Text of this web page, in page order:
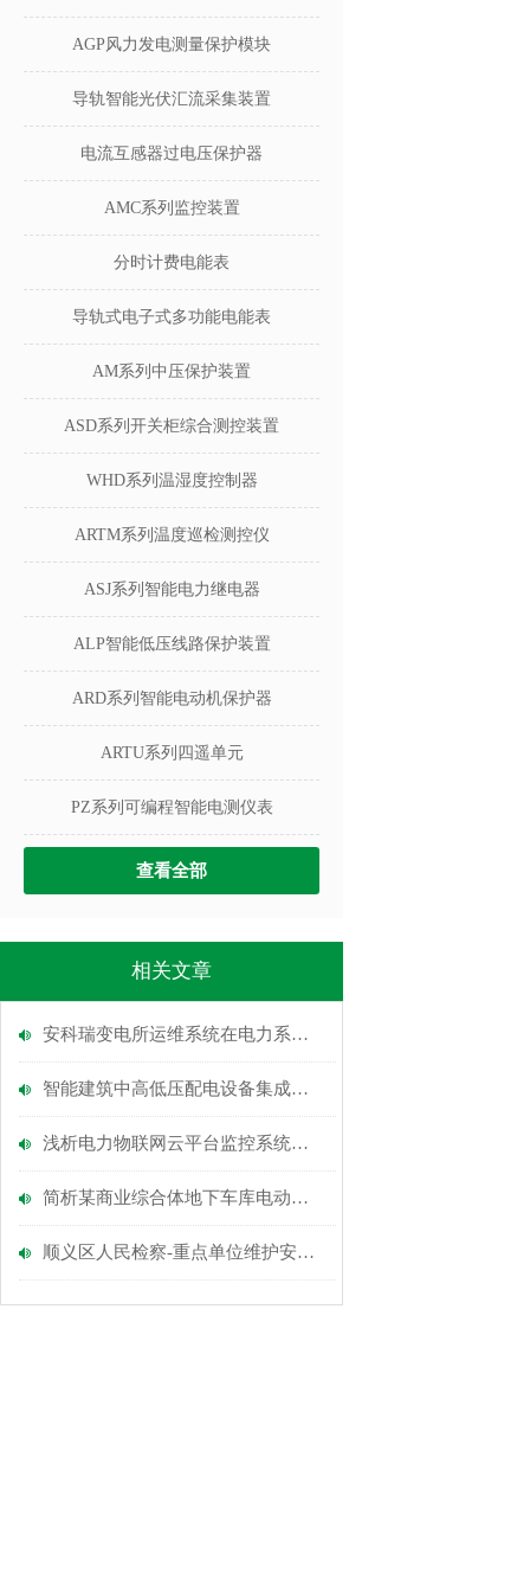
AGP风力发电测量保护模块
导轨智能光伏汇流采集装置
电流互感器过电压保护器
AMC系列监控装置
分时计费电能表
导轨式电子式多功能电能表
AM系列中压保护装置
ASD系列开关柜综合测控装置
WHD系列温湿度控制器
ARTM系列温度巡检测控仪
ASJ系列智能电力继电器
ALP智能低压线路保护装置
ARD系列智能电动机保护器
ARTU系列四遥单元
PZ系列可编程智能电测仪表
查看全部
相关文章
安科瑞变电所运维系统在电力系统的应用及案例分析
智能建筑中高低压配电设备集成监控和管理系统应用分析
浅析电力物联网云平台监控系统分析
简析某商业综合体地下车库电动汽车充电桩的电气设计
顺义区人民检察-重点单位维护安全管控平台建设项目能耗管理系统的应用